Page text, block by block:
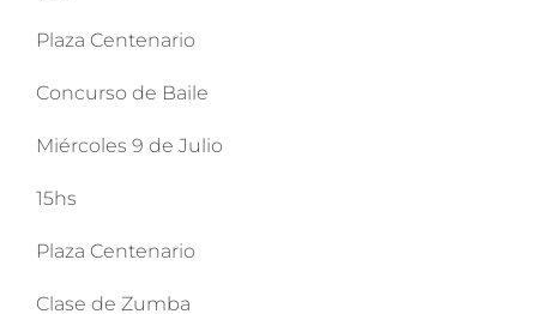
Plaza Centenario
Concurso de Baile
Miércoles 9 de Julio
15hs
Plaza Centenario
Clase de Zumba